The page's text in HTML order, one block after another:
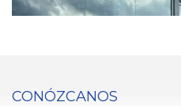
CONÓZCANOS